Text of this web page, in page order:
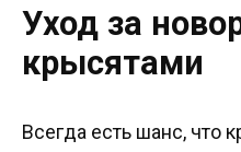
Уход за
крысятами
Всегда есть шанс, что